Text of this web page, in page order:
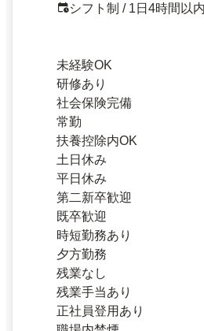
シフト制 / 1日4時間以
未経験OK
研修あり
社会保険完備
常勤
扶養控除内OK
土日休み
平日休み
第二新卒歓迎
既卒歓迎
時短勤務あり
夕方勤務
残業なし
残業手当あり
正社員登用あり